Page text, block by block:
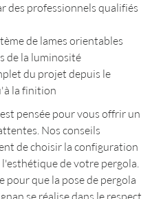
des professionnels qualifiés
de lames orientables
de la luminosité
du projet depuis le
la finition
pensée pour vous offrir un
Nos conseils
de choisir la configuration
de votre pergola.
que la pose de pergola
se réalise dans le respect